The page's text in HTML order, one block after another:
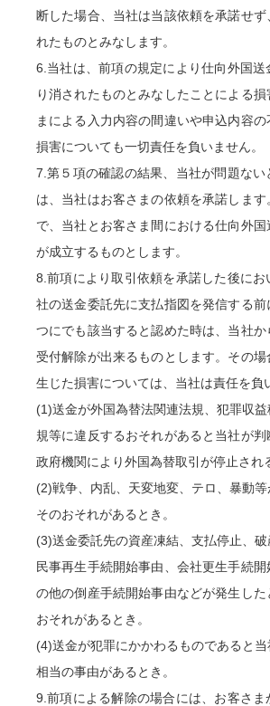
断した場合、当社は当該依頼を承諾せず
れたものとみなします。
6.当社は、前項の規定により仕向外国送
り消されたものとみなしたことによる損
まによる入力内容の間違いや申込内容
損害についても一切責任を負いません。
7.第５項の確認の結果、当社が問題ない
は、当社はお客さまの依頼を承諾しま
で、当社とお客さま間における仕向外
が成立するものとします。
8.前項により取引依頼を承諾した後にお
社の送金委託先に支払指図を発信する
つにでも該当すると認めた時は、当社
受付解除が出来るものとします。その
生じた損害については、当社は責任を負
(1)送金が外国為替法関連法規、犯罪収
規等に違反するおそれがあると当社が
政府機関により外国為替取引が停止され
(2)戦争、内乱、天変地変、テロ、暴動
そのおそれがあるとき。
(3)送金委託先の資産凍結、支払停止、破
民事再生手続開始事由、会社更生手続
の他の倒産手続開始事由などが発生し
おそれがあるとき。
(4)送金が犯罪にかかわるものであると
相当の事由があるとき。
9.前項による解除の場合には、お客さま